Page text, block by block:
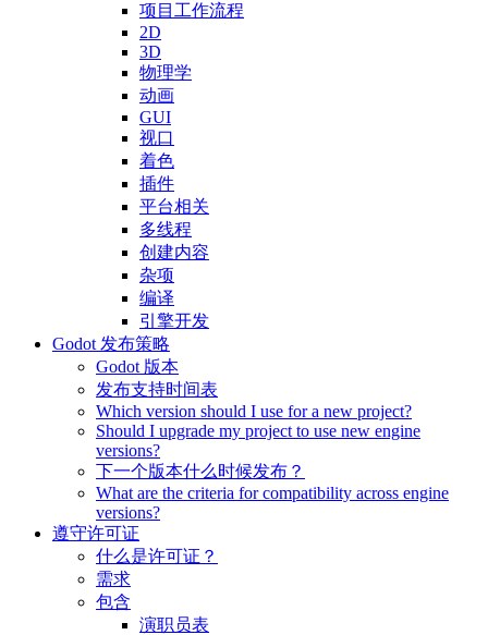
项目工作流程
2D
3D
物理学
动画
GUI
视口
着色
插件
平台相关
多线程
创建内容
杂项
编译
引擎开发
Godot 发布策略
Godot 版本
发布支持时间表
Which version should I use for a new project?
Should I upgrade my project to use new engine
versions?
下一个版本什么时候发布？
What are the criteria for compatibility across engine
versions?
遵守许可证
什么是许可证？
需求
包含
演职员表